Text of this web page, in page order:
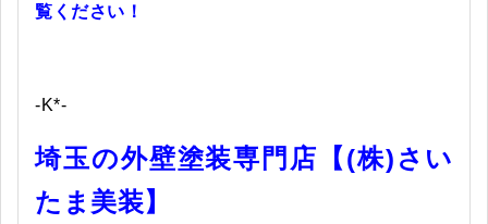
覧ください！
-K*-
埼玉の外壁塗装専門店【(株)さい
たま美装】